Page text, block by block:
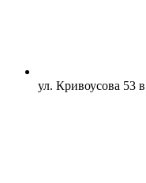
ул. Кривоусова 53 в